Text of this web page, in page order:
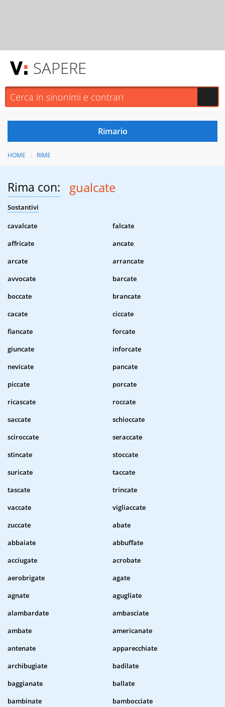
SAPERE
HOME RIME
Rima con: gualcate
Sostantivi
cavalcate
falcate
affricate
ancate
arcate
arrancate
avvocate
barcate
boccate
brancate
cacate
ciccate
fiancate
forcate
giuncate
inforcate
nevicate
pancate
piccate
porcate
ricascate
roccate
saccate
schioccate
sciroccate
seraccate
stincate
stoccate
suricate
taccate
tascate
trincate
vaccate
vigliaccate
zuccate
abate
abbaiate
abbuffate
acciugate
acrobate
aerobrigate
agate
agnate
agugliate
alambardate
ambasciate
ambate
americanate
antenate
apparecchiate
archibugiate
badilate
baggianate
ballate
bambinate
bambocciate